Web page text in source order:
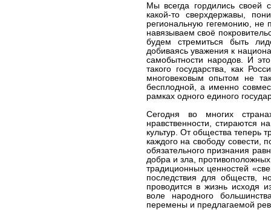
Мы всегда гордились
какой-то сверхдержавы,
региональную гегемонию, не
навязываем своё
будем стремиться быть
добиваясь уважения к
самобытности народов. И
такого государства, как
многовековым опытом не
бесплодной, а именно
рамках одного единого
Сегодня во многих
нравственности, стираются
культур. От общества теперь
каждого на свободу совести,
обязательного признания
добра и зла,
традиционных ценностей
последствия для обществ,
проводится в жизнь исходя
воле народного
перемены и предлагаемой